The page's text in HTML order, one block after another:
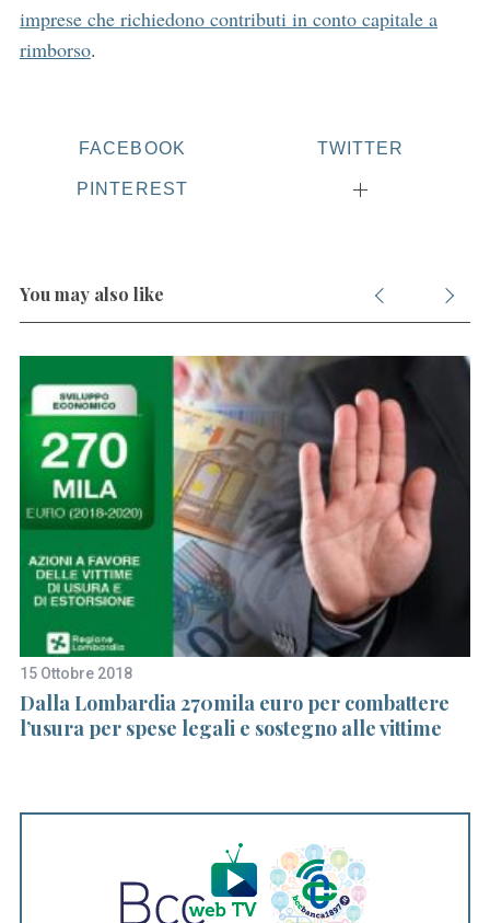
imprese che richiedono contributi in conto capitale a
rimborso.
FACEBOOK TWITTER
PINTEREST
You may also like
15 Ottobre 2018
Dalla Lombardia 270mila euro per combattere
l’usura per spese legali e sostegno alle vittime